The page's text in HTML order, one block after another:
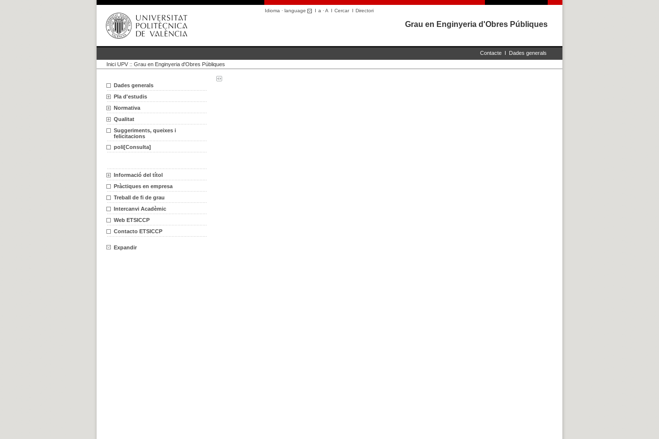
Idioma · language I a ·A I CercarI Directori
Grau en Enginyeria d'Obres Públiques
Contacte I Dades generals
Inici UPV :: Grau en Enginyeria d'Obres Públiques
Dades generals
Pla d'estudis
Normativa
Qualitat
Suggeriments, queixes i
felicitacions
poli[Consulta]
Informació del títol
Pràctiques en empresa
Treball de fi de grau
Intercanvi Acadèmic
Web ETSICCP
Contacto ETSICCP
Expandir